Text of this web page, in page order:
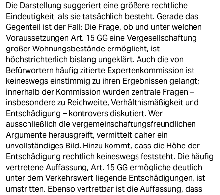
Die Darstellung suggeriert eine größere rechtliche
Eindeutigkeit, als sie tatsächlich besteht. Gerade das
Gegenteil ist der Fall: Die Frage, ob und unter welchen
Voraussetzungen Art. 15 GG eine Vergesellschaftung
großer Wohnungsbestände ermöglicht, ist
höchstrichterlich bislang ungeklärt. Auch die von
Befürwortern häufig zitierte Expertenkommission ist
keineswegs einstimmig zu ihren Ergebnissen gelangt;
innerhalb der Kommission wurden zentrale Fragen –
insbesondere zu Reichweite, Verhältnismäßigkeit und
Entschädigung – kontrovers diskutiert. Wer
ausschließlich die vergemeinschaftungsfreundlichen
Argumente herausgreift, vermittelt daher ein
unvollständiges Bild. Hinzu kommt, dass die Höhe der
Entschädigung rechtlich keineswegs feststeht. Die häufig
vertretene Auffassung, Art. 15 GG ermögliche deutlich
unter dem Verkehrswert liegende Entschädigungen, ist
umstritten. Ebenso vertretbar ist die Auffassung, dass